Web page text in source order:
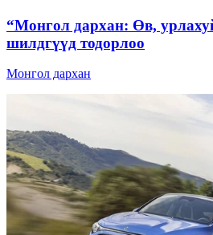
“Монгол дархан: Өв,
шилдгүүд тодорлоо
Монгол дархан